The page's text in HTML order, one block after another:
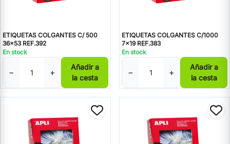
ETIQUETAS COLGANTES C/ 500
36x53 REF.392
En stock
− +
Añadir a
la cesta
ETIQUETAS COLGANTES C/1000
7x19 REF.383
En stock
− +
Añadir a
la cesta